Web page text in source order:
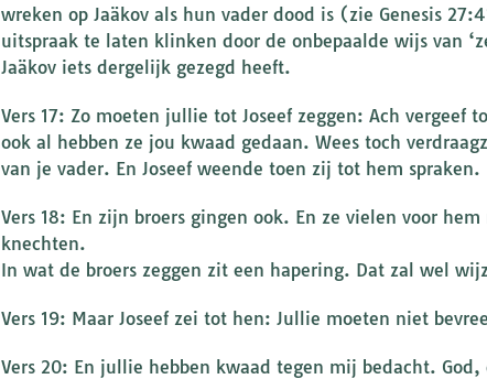
wreken op Jaäkov als hun vader dood is (zie Genesis
uitspraak te laten klinken door de onbepaalde wijs van
Jaäkov iets dergelijk gezegd heeft.
Vers 17: Zo moeten jullie tot Joseef zeggen: Ach vergeef
ook al hebben ze jou kwaad gedaan. Wees toch
van je vader. En Joseef weende toen zij tot hem spraken.
Vers 18: En zijn broers gingen ook. En ze vielen voor
knechten.
In wat de broers zeggen zit een hapering. Dat zal wel
Vers 19: Maar Joseef zei tot hen: Jullie moeten niet
Vers 20: En jullie hebben kwaad tegen mij bedacht.